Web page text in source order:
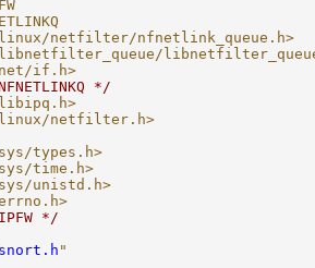
netfilter/nfnetlink_queue.h>
if.h>
*/
netfilter.h>
types.h>
time.h>
unistd.h>
*/
snort.h "